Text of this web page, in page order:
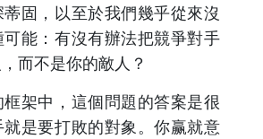
固，以至於我們幾乎從來沒
能：有沒有辦法把競爭對手
而不是你的敵人？
架中，這個問題的答案是很
是要打敗的對象。你赢就意